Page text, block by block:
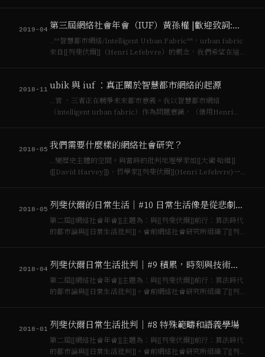
它，穿透它。…
2019-04 第三屆網絡社會年會（IUF）黃孫權 |歡迎致詞:挑戰技術烏托邦的政治對話框架
…**智慧都市網絡/Intelligent Urban Fabric**，urban fabric
來自[[列斐伏爾]]（Henri Lefebvre）的概念，我們希望在這
2018-11 ubik 與 iuf ：真正關於智慧都市網絡的起源
…官 ，三者正在競爭未來都市意義。我以智慧都市網絡
（intelligent urban fabric）作為問題意識，（借用Henri
都市作一個為包含了市…
2018-05 我們需要什麼樣的網絡社會研究？
…變歷史主體的空間。與當時的批判地理學家如[[大衛·哈維]]
([[David Harvey]])、哲學家[[列斐伏爾]](Henri Lefebvre)一
2018-05 列斐伏爾的日常生活｜#10 日常生活像是從悲劇中好不容易活下來的難民
第二屆[[網絡社會年會]]主題為：與[[列斐伏爾]]前行：算法時代
的都市論與[[日常生活批判]]。會前網絡社會研究所組織了[[列
2018-04 列斐伏爾日常生活批判｜#9 積累，時刻與技術宰制的日常生活
第二屆[[網絡社會年會]]主題為：與[[列斐伏爾]]前行：算法時代
的都市論與[[日常生活批判]]。會前網絡社會研究所組織了[[列
2018-01 列斐伏爾日常生活批判｜#8 特殊範疇和語義學場
第二屆[[網絡社會年會]]主題為：與[[列斐伏爾]]前行：算法時代
的都市論與[[日常生活批判]]。會前網絡社會研究所組織了[[列